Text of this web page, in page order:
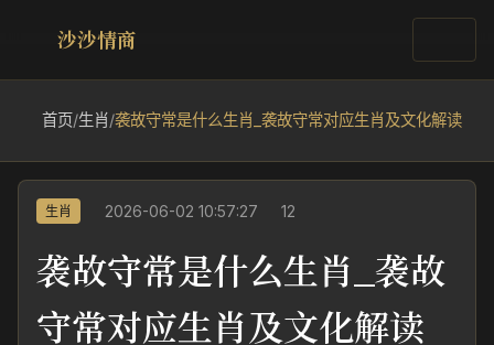
沙沙情商
首页/生肖/袭故守常是什么生肖_袭故守常对应生肖及文化解读
生肖 2026-06-02 10:57:27 12
袭故守常是什么生肖_袭故
守常对应生肖及文化解读